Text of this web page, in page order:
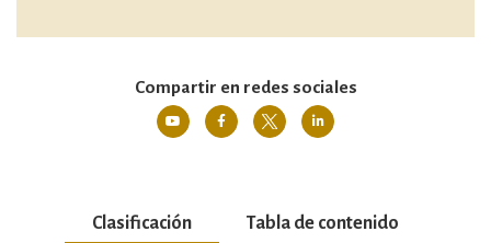
Compartir en redes sociales
Clasificación Tabla de contenido